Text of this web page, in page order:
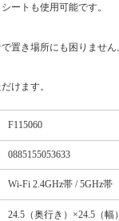
ートも使用可能です。
置き場所にも困りません
けます。
F115060
0885155053633
Wi-Fi 2.4GHz帯 / 5GHz帯
24.5（奥行き）×24.5（幅